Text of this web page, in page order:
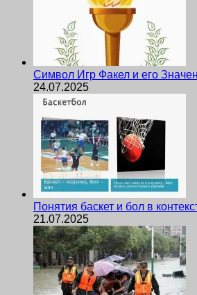
Символ Игр Факел и его
24.07.2025
Понятия баскет и бол в
21.07.2025